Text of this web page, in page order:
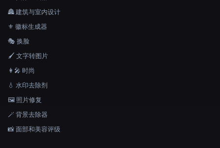
🏯 建筑与室内设计
⚜️ 徽标生成器
🎭 换脸
🖌️ 文字转图片
👩‍🎤 时尚
💧 水印去除剂
🖼️ 照片修复
🪄 背景去除器
📸 面部和美容评级